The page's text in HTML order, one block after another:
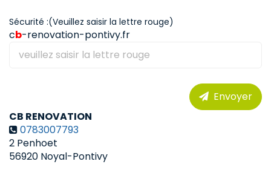
Sécurité :(Veuillez saisir la lettre rouge)
cb-renovation-pontivy.fr
Envoyer
CB RENOVATION
0783007793
2 Penhoet
56920 Noyal-Pontivy